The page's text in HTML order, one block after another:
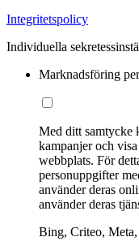
Integritetspolicy
Individuella
Marknadsföring
Med ditt samtycke
kampanjer och
webbplats. För
personuppgifter
använder deras
använder deras
Bing, Criteo,